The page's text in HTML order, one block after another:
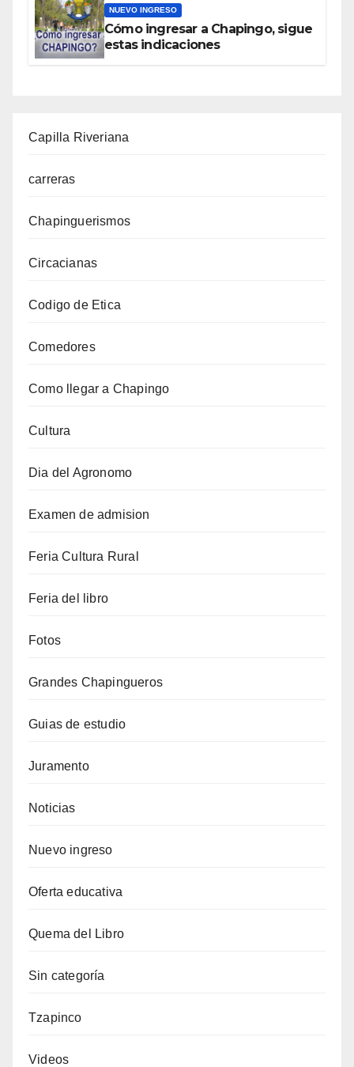
NUEVO INGRESO
Cómo ingresar a Chapingo, sigue
estas indicaciones
Capilla Riveriana
carreras
Chapinguerismos
Circacianas
Codigo de Etica
Comedores
Como llegar a Chapingo
Cultura
Dia del Agronomo
Examen de admision
Feria Cultura Rural
Feria del libro
Fotos
Grandes Chapingueros
Guias de estudio
Juramento
Noticias
Nuevo ingreso
Oferta educativa
Quema del Libro
Sin categoría
Tzapinco
Videos